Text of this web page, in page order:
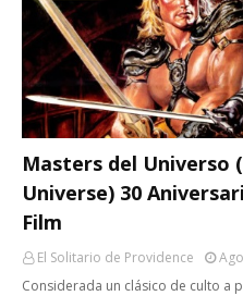
Masters del Universo
Universe) 30
Film
El Solitario de Providence
Considerada un clásico de culto a